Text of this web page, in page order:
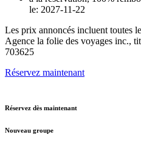
le: 2027-11-22
Les prix annoncés incluent toutes
Agence la folie des voyages inc.,
703625
Réservez maintenant
Réservez dès maintenant
Nouveau groupe